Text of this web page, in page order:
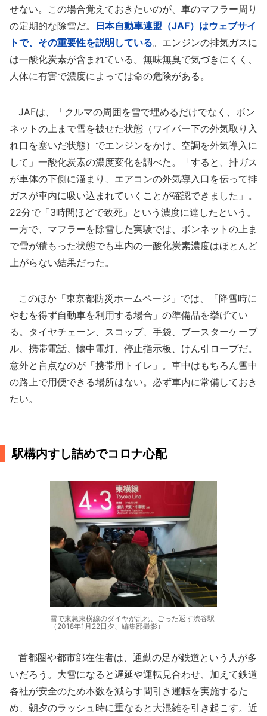
せない。この場合覚えておきたいのが、車のマフラー周り
の定期的な除雪だ。
日本自動車連盟（JAF）はウェブサイ
トで、その重要性を説明している。エンジンの排気ガスに
は一酸化炭素が含まれている。無味無臭で気づきにくく、
人体に有害で濃度によっては命の危険がある。
JAFは、「クルマの周囲を雪で埋めるだけでなく、ボン
ネットの上まで雪を被せた状態（ワイパー下の外気取り入
れ口を塞いだ状態）でエンジンをかけ、空調を外気導入に
して」一酸化炭素の濃度変化を調べた。「すると、排ガス
が車体の下側に溜まり、エアコンの外気導入口を伝って排
ガスが車内に吸い込まれていくことが確認できました」。
22分で「3時間ほどで致死」という濃度に達したという。
一方で、マフラーを除雪した実験では、ボンネットの上ま
で雪が積もった状態でも車内の一酸化炭素濃度はほとんど
上がらない結果だった。
このほか「東京都防災ホームページ」では、「降雪時に
やむを得ず自動車を利用する場合」の準備品を挙げてい
る。タイヤチェーン、スコップ、手袋、ブースターケーブ
ル、携帯電話、懐中電灯、停止指示板、けん引ロープだ。
意外と盲点なのが「携帯用トイレ」。車中はもちろん雪中
の路上で用便できる場所はない。必ず車内に常備しておき
たい。
駅構内すし詰めでコロナ心配
雪で東急東横線のダイヤが乱れ、ごった返す渋谷駅
（2018年1月22日夕、編集部撮影）
首都圏や都市部在住者は、通勤の足が鉄道という人が多
いだろう。大雪になると遅延や運転見合わせ、加えて鉄道
各社が安全のため本数を減らす間引き運転を実施するた
め、朝夕のラッシュ時に重なると大混雑を引き起こす。近